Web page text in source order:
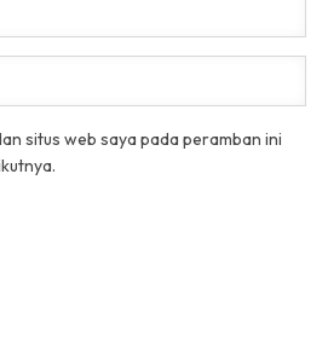
situs web saya pada peramban ini